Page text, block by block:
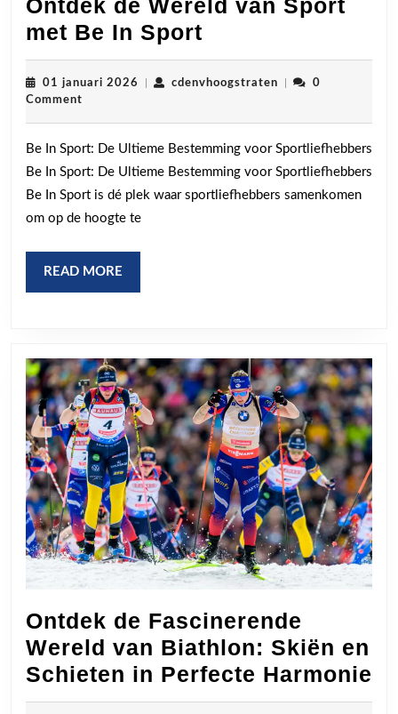
Ontdek de Wereld van Sport
met Be In Sport
de
Wereld
Sport
met
Be
01 januari 2026 cdenvhoogstratencdenvhoogstraten
0
Comment
Be In Sport: De Ultieme Bestemming voor Sportliefhebbers
Be In Sport: De Ultieme Bestemming voor Sportliefhebbers
Be In Sport is dé plek waar sportliefhebbers samenkomen
om op de hoogte te
READ MORE
MORE
Ontdek de Fascinerende
Wereld van Biathlon: Skiën en
Schieten in Perfecte Harmonie
de